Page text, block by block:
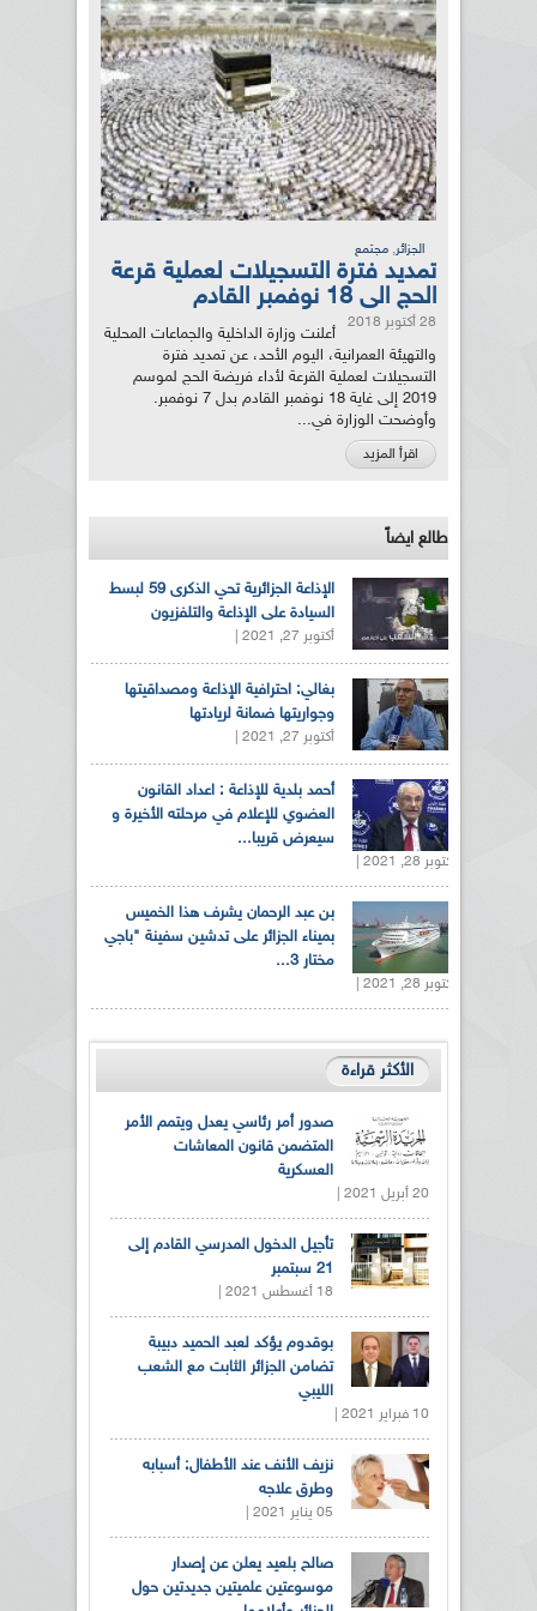
الجزائر, مجتمع
تمديد فترة التسجيلات لعملية قرعة
الحج الى 18 نوفمبر القادم
28 أكتوبر 2018
أعلنت وزارة الداخلية والجماعات المحلية
والتهيئة العمرانية، اليوم الأحد، عن تمديد فترة
التسجيلات لعملية القرعة لأداء فريضة الحج لموسم
2019 إلى غاية 18 نوفمبر القادم بدل 7 نوفمبر.
وأوضحت الوزارة في...
اقرأ المزيد
طالع ايضاً
الإذاعة الجزائرية تحي الذكرى 59 لبسط
السيادة على الإذاعة والتلفزيون
أكتوبر 27, 2021 |
بغالي: احترافية الإذاعة ومصداقيتها
وجواريتها ضمانة لريادتها
أكتوبر 27, 2021 |
أحمد بلدية للإذاعة : اعداد القانون
العضوي للإعلام في مرحلته الأخيرة و
سيعرض قريبا...
أكتوبر 28, 2021 |
بن عبد الرحمان يشرف هذا الخميس
بميناء الجزائر على تدشين سفينة "باجي
مختار 3...
أكتوبر 28, 2021 |
الأكثر قراءة
صدور أمر رئاسي يعدل ويتمم الأمر
المتضمن قانون المعاشات
العسكرية
20 أبريل 2021 |
تأجيل الدخول المدرسي القادم إلى
21 سبتمبر
18 أغسطس 2021 |
بوقدوم يؤكد لعبد الحميد دبيبة
تضامن الجزائر الثابت مع الشعب
الليبي
10 فبراير 2021 |
نزيف الأنف عند الأطفال: أسبابه
وطرق علاجه
05 يناير 2021 |
صالح بلعيد يعلن عن إصدار
موسوعتين علميتين جديدتين حول